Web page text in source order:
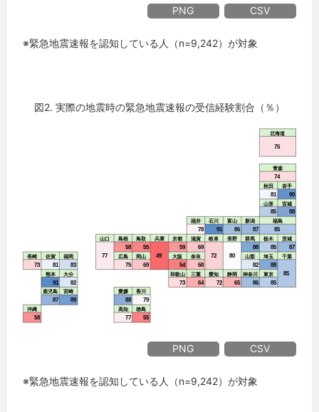
PNG CSV
※緊急地震速報を認知している人（n=9,242）が対象
図2. 実際の地震時の緊急地震速報の受信経験割合（％）
PNG CSV
※緊急地震速報を認知している人（n=9,242）が対象